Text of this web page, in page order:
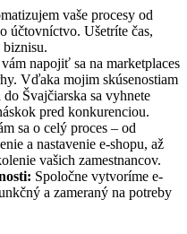
vaše procesy od
účtovníctvo. Ušetríte čas,
napojiť sa na marketplaces
Vďaka mojim skúsenostiam
Švajčiarska sa vyhnete
pred konkurenciou.
sa o celý proces – od
a nastavenie e-shopu, až
vašich zamestnancov.
Spoločne vytvoríme e-
a zameraný na potreby